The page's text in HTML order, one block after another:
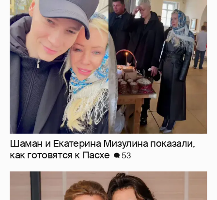
Шаман и Екатерина Мизулина показали,
как готовятся к Пасхе
53